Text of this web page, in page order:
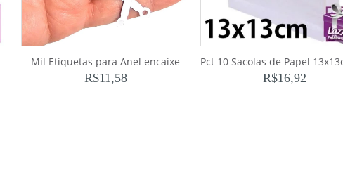
Mil Etiquetas para Anel encaixe
R$11,58 R$16,92